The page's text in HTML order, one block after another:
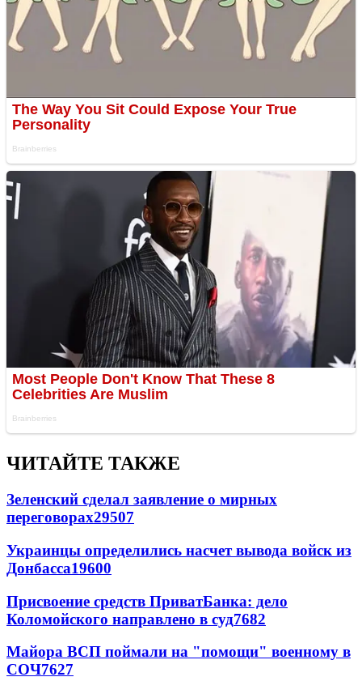
ЧИТАЙТЕ ТАКЖЕ
Зеленский сделал заявление о мирных
переговорах29507
Украинцы определились насчет вывода войск из
Донбасса19600
Присвоение средств ПриватБанка: дело
Коломойского направлено в суд7682
Майора ВСП поймали на "помощи" военному в
СОЧ7627